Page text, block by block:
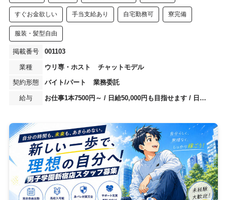
すぐお金欲しい 手当支給あり 自宅勤務可 寮完備
服装・髪型自由
001103
ウリ専・ホスト チャットモデル
バイト/パート 業務委託
お仕事1本7500円～ / 日給50,000円も目指せます / 日給中央値は約25,000円 / 日払い、週払い可能